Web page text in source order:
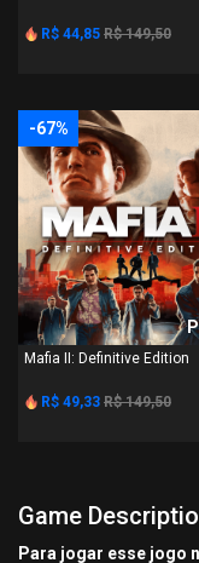
R$ 44,85 R$ 149,50
-67%
Mafia II: Definitive Edition
R$ 49,33 R$ 149,50
Game
Para jogar esse jogo